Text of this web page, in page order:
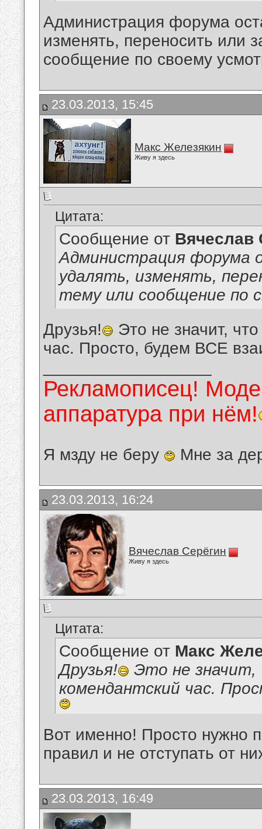
Администрация форума
изменять, переносить или
сообщение по своему
23.03.2013, 15:45
Макс Железякин
Живу я здесь
Цитата:
Сообщение от Вячеслав
Администрация форума
удалять, изменять,
тему или сообщение по
Друзья!
Это не значит,
час. Просто, будем ВСЕ
Рекламописец!
аппаратура при нём!
Я мзду не беру Мне за
23.03.2013, 16:24
Вячеслав Серёгин
Живу я здесь
Цитата:
Сообщение от Макс
Друзья!
Это не значит,
комендантский час.
Вот именно! Просто нужно
правил и не отступать от
23.03.2013, 16:49